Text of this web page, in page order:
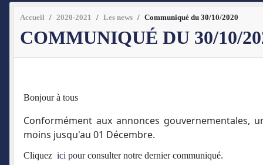
Accueil 2020-2021 Les news Communiqué du 30/10/2020
COMMUNIQUÉ DU 30/10/
Bonjour à tous
Conformément aux annonces gouvernementales,
moins jusqu'au 01 Décembre.
Cliquez ici pour consulter notre dernier communiqué.